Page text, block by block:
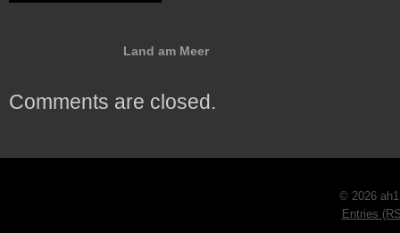
Land am Meer
Comments are closed.
© 2026
Entries